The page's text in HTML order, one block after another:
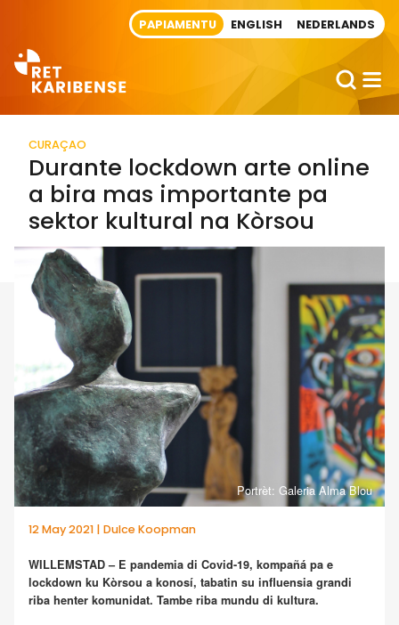
PAPIAMENTU ENGLISH NEDERLANDS
CURAÇAO
Durante lockdown arte online
a bira mas importante pa
sektor kultural na Kòrsou
Portrèt: Galeria Alma Blou
12 May 2021 | Dulce Koopman
WILLEMSTAD – E pandemia di Covid-19, kompañá pa e
lockdown ku Kòrsou a konosí, tabatin su influensia grandi
riba henter komunidat. Tambe riba mundu di kultura.